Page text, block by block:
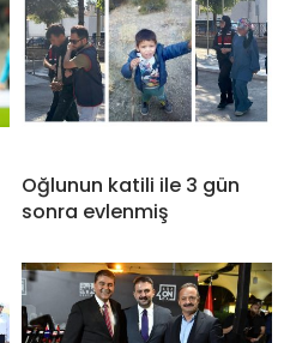
Oğlunun katili ile 3 gün
sonra evlenmiş